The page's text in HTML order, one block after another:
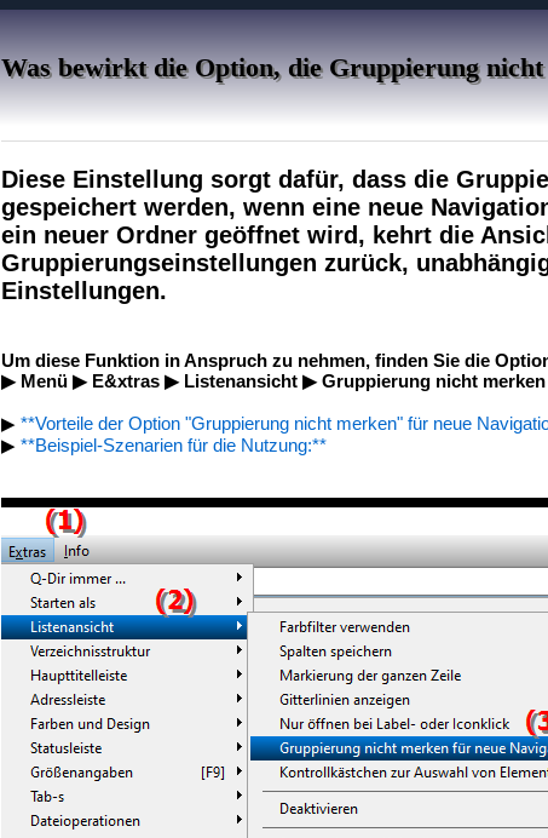
Was bewirkt die Option, die Gruppierung nicht
Diese Einstellung sorgt dafür, dass die
gespeichert werden, wenn eine neue
ein neuer Ordner geöffnet wird, kehrt die
Gruppierungseinstellungen zurück,
Einstellungen.
Um diese Funktion in Anspruch zu nehmen, finden Sie die
▶ Menü ▶ E&xtras ▶ Listenansicht ▶ Gruppierung nicht
▶ **Vorteile der Option "Gruppierung nicht merken" für neue
▶ **Beispiel-Szenarien für die Nutzung:**